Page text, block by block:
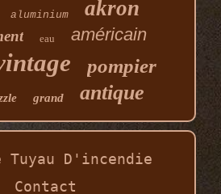
aluminium akron
eau
américain
pompier
grand antique
Tuyau D'incendie
Contact